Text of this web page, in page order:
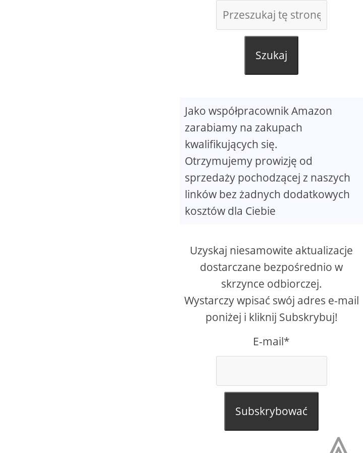
Szukaj
Jako współpracownik Amazon
zarabiamy na zakupach
kwalifikujących się.
Otrzymujemy prowizję od
sprzedaży pochodzącej z naszych
linków bez żadnych dodatkowych
kosztów dla Ciebie
Uzyskaj niesamowite aktualizacje
dostarczane bezpośrednio w
skrzynce odbiorczej.
Wystarczy wpisać swój adres e-mail
poniżej i kliknij Subskrybuj!
E-mail*
Subskrybować